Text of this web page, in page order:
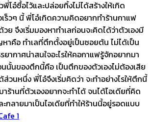
โอ๋ซื้อไว้และปล่อยทิ้งไม่ได้สร้างให้เกิด
เร็วๆ นี้ พี่โอ๋เกิดความคิดอยากทำร้านกาแฟ
ย จึงเริ่มมองหาทำเลก่อนจะคิดได้ว่าตัวเองมี
าคือ ทำเลที่ตึกตั้งอยู่เป็นซอยตัน ไม่ได้เป็น
ากาศน่าสนใจอะไรให้คอกาแฟรู้จักอยากมา
นั้นของตึกนี้คือ เป็นตึกของตัวเองไม่ต้องเสีย
วนหนึ่ง พี่โอ๋จึงเริ่มคิดว่า จะทำอย่างไรให้ตึกนี้
าร้านที่ตัวเองอยากจะทำได้ จนได้ไอเดียที่คิด
กลายมาเป็นไอเดียที่ทำให้ร้านนี้อยู่รอดแบบ